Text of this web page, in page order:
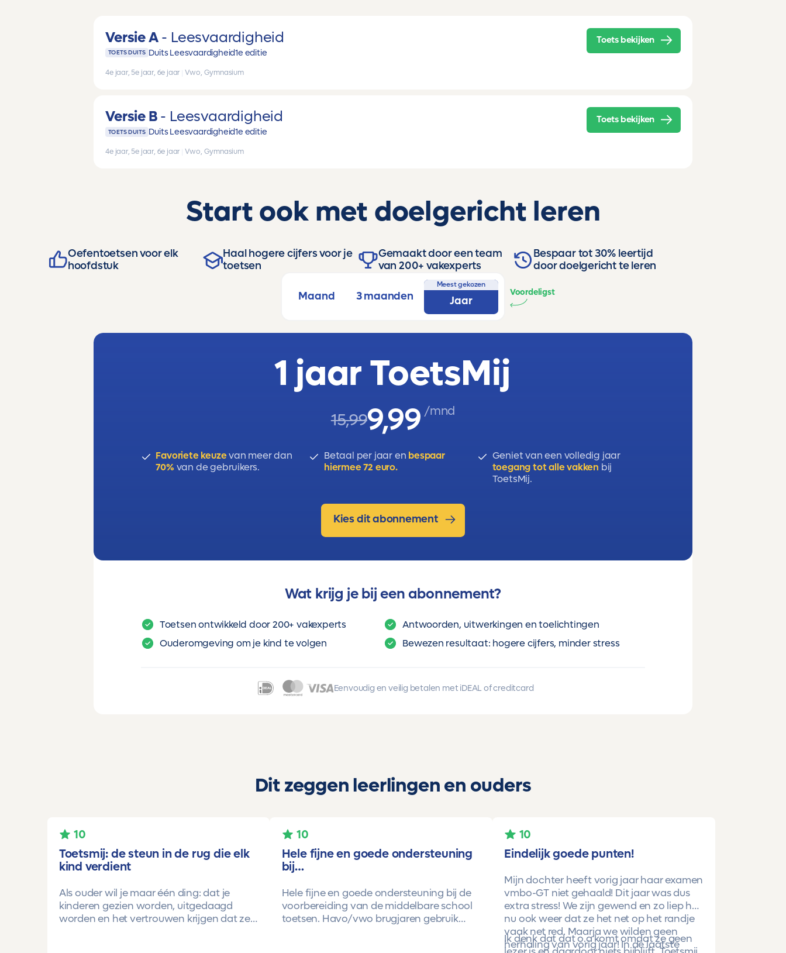
Versie A Leesvaardigheid
TOETS DUITS Duits Leesvaardigheid1e editie
4e jaar, 5e jaar, 6e jaar Vwo, Gymnasium
Toets bekijken
Versie B Leesvaardigheid
TOETS DUITS Duits Leesvaardigheid1e editie
4e jaar, 5e jaar, 6e jaar Vwo, Gymnasium
Toets bekijken
Start ook met doelgericht leren
Oefentoetsen voor elk
hoofdstuk
Haal hogere cijfers voor je
toetsen
Gemaakt door een team
van 200+ vakexperts
Bespaar tot 30% leertijd
door doelgericht te leren
Maand 3 maanden
Meest gekozen
Jaar
Voordeligst
1 jaar ToetsMij
15,999,99 /mnd
Favoriete keuzevan meer dan
70%van de gebruikers.
Betaal per jaar en bespaar
hiermee 72 euro.
Geniet van een volledig jaar
toegang tot alle vakken bij
ToetsMij.
Kies dit abonnement
Wat krijg je bij een abonnement?
Toetsen ontwikkeld door 200+ vakexperts
Antwoorden, uitwerkingen en toelichtingen
Ouderomgeving om je kind te volgen
Bewezen resultaat: hogere cijfers, minder stress
Eenvoudig en veilig betalen met iDEAL of creditcard
Dit zeggen leerlingen en ouders
10
Toetsmij: de steun in de rug die elk
kind verdient
Als ouder wil je maar één ding: dat je
kinderen gezien worden, uitgedaagd
worden en het vertrouwen krijgen dat ze
10
Hele fijne en goede ondersteuning
bij…
Hele fijne en goede ondersteuning bij de
voorbereiding van de middelbare school
toetsen. Havo/vwo brugjaren gebruik
10
Eindelijk goede punten!
Mijn dochter heeft vorig jaar haar examen
vmbo-GT niet gehaald! Dit jaar was dus
extra stress! We zijn gewend en zo liep het
nu ook weer dat ze het net op het randje
vaak net red. Maarja we wilden geen
herhaling van vorig jaar! In de laatste
Ik denk dat dat o.a komt omdat ze geen